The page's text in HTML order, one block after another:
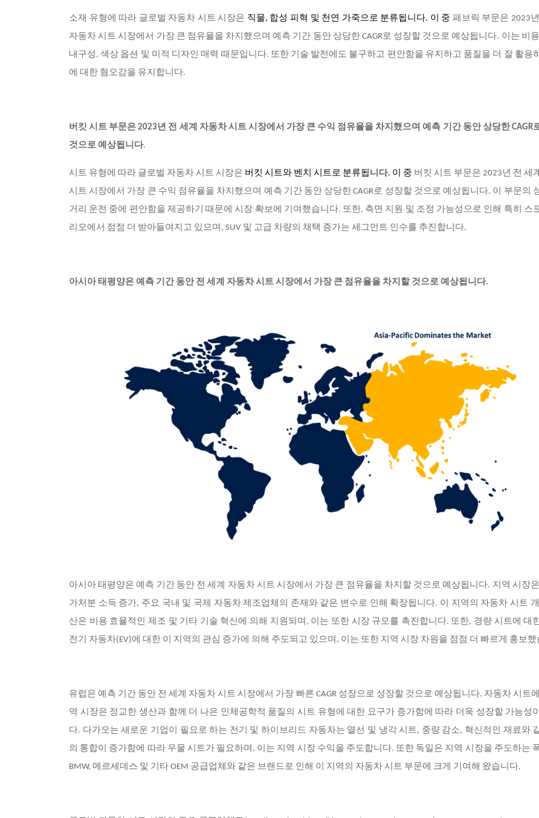
소재 유형에 따라 글로벌 자동차 시트 시장은 직물, 합성 피혁 및 천연 가죽으로 분류됩니다. 이 중 패브릭 부문은 2023
자동차 시트 시장에서 가장 큰 점유율을 차지했으며 예측 기간 동안 상당한 CAGR로 성장할 것으로 예상됩니다. 이는 비
내구성, 색상 옵션 및 미적 디자인 매력 때문입니다. 또한 기술 발전에도 불구하고 편안함을 유지하고 품질을 더 잘 활용
에 대한 혐오감을 유지합니다.
버킷 시트 부문은 2023년 전 세계 자동차 시트 시장에서 가장 큰 수익 점유율을 차지했으며 예측 기간 동안 상당한 CAGR
것으로 예상됩니다.
시트 유형에 따라 글로벌 자동차 시트 시장은 버킷 시트와 벤치 시트로 분류됩니다. 이 중 버킷 시트 부문은 2023년 전 세
시트 시장에서 가장 큰 수익 점유율을 차지했으며 예측 기간 동안 상당한 CAGR로 성장할 것으로 예상됩니다. 이 부문의
거리 운전 중에 편안함을 제공하기 때문에 시장 확보에 기여했습니다. 또한, 측면 지원 및 조정 가능성으로 인해 특히 스
리오에서 점점 더 받아들여지고 있으며, SUV 및 고급 차량의 채택 증가는 세그먼트 인수를 추진합니다.
아시아 태평양은 예측 기간 동안 전 세계 자동차 시트 시장에서 가장 큰 점유율을 차지할 것으로 예상됩니다.
아시아 태평양은 예측 기간 동안 전 세계 자동차 시트 시장에서 가장 큰 점유율을 차지할 것으로 예상됩니다. 지역 시장
가처분 소득 증가, 주요 국내 및 국제 자동차 제조업체의 존재와 같은 변수로 인해 확장됩니다. 이 지역의 자동차 시트
산은 비용 효율적인 제조 및 기타 기술 혁신에 의해 지원되며, 이는 또한 시장 규모를 촉진합니다. 또한, 경량 시트에 대
전기 자동차(EV)에 대한 이 지역의 관심 증가에 의해 주도되고 있으며, 이는 또한 지역 시장 차원을 점점 더 빠르게 홍보했
유럽은 예측 기간 동안 전 세계 자동차 시트 시장에서 가장 빠른 CAGR 성장으로 성장할 것으로 예상됩니다. 자동차 시트
역 시장은 정교한 생산과 함께 더 나은 인체공학적 품질의 시트 유형에 대한 요구가 증가함에 따라 더욱 성장할 가능성
다. 다가오는 새로운 기업이 필요로 하는 전기 및 하이브리드 자동차는 열선 및 냉각 시트, 중량 감소, 혁신적인 재료와
의 통합이 증가함에 따라 우물 시트가 필요하며, 이는 지역 시장 수익을 주도합니다. 또한 독일은 지역 시장을 주도하는
BMW, 메르세데스 및 기타 OEM 공급업체와 같은 브랜드로 인해 이 지역의 자동차 시트 부문에 크게 기여해 왔습니다.